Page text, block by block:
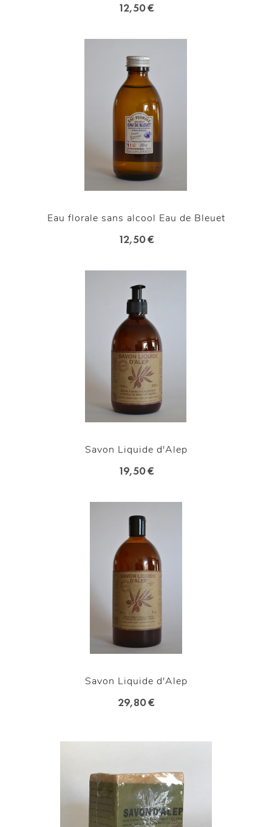
12,50 €
Eau florale sans alcool Eau de Bleuet
12,50 €
Savon Liquide d'Alep
19,50 €
Savon Liquide d'Alep
29,80 €